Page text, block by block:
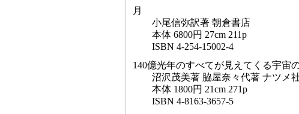
月
小尾信弥訳著 朝倉書店
本体 6800円 27cm 211p
ISBN 4-254-15002-4
140億光年のすべてが見えてくる宇宙
沼沢茂美著 脇屋奈々代著 ナツメ
本体 1800円 21cm 271p
ISBN 4-8163-3657-5